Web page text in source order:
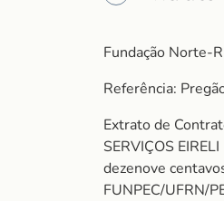
Fundação Norte-
Referência:
Extrato de
SERVIÇOS
dezenove
FUNPEC/UFRN/